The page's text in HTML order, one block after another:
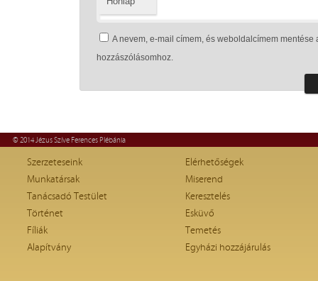
A nevem, e-mail címem, és weboldalcímem
hozzászólásomhoz.
© 2014 Jézus Szíve Ferences Plébánia
Szerzeteseink
Munkatársak
Tanácsadó Testület
Történet
Fíliák
Alapítvány
Elérhetőségek
Miserend
Keresztelés
Esküvő
Temetés
Egyházi hozzájárulás